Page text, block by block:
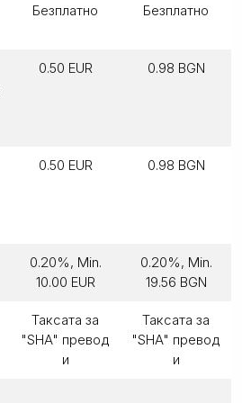
Безплатно Безплатно
0.50 EUR 0.98 BGN
0.50 EUR 0.98 BGN
0.20%, Min.
10.00 EUR
0.20%, Min.
19.56 BGN
Таксата за
"SHA" превод
и
Таксата за
"SHA" превод
и